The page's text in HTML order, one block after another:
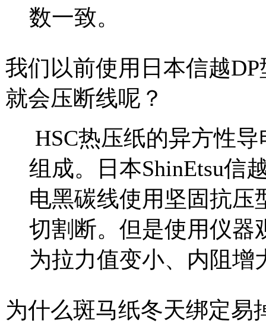
数一致。
我们以前使用日本信越
就会压断线呢？
HSC热压纸的异方性
组成。日本ShinEtsu信
电黑碳线使用坚固抗压
切割断。但是使用仪器
为拉力值变小、内阻增
为什么斑马纸冬天绑定易